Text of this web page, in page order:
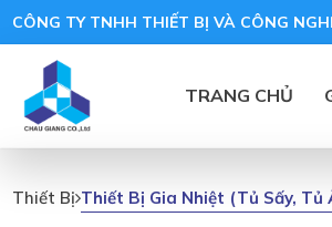
CÔNG TY TNHH THIẾT BỊ VÀ CÔNG
TRANG CHỦ
Thiết Bị Thiết Bị Gia Nhiệt (tủ Sấy, Tủ